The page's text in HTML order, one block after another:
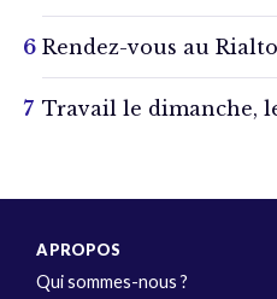
Rendez-vous au Rialto
Travail le dimanche,
A PROPOS
Qui sommes-nous ?